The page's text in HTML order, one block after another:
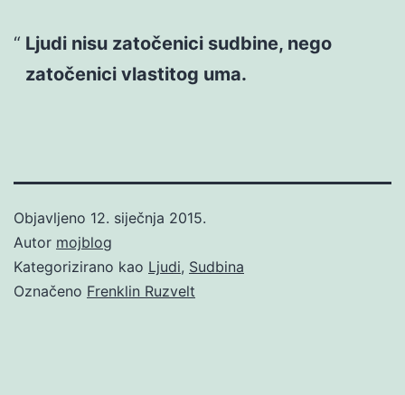
Ljudi nisu zatočenici sudbine, nego
zatočenici vlastitog uma.
Objavljeno 12. siječnja 2015.
Autor mojblog
Kategorizirano kao Ljudi, Sudbina
Označeno Frenklin Ruzvelt